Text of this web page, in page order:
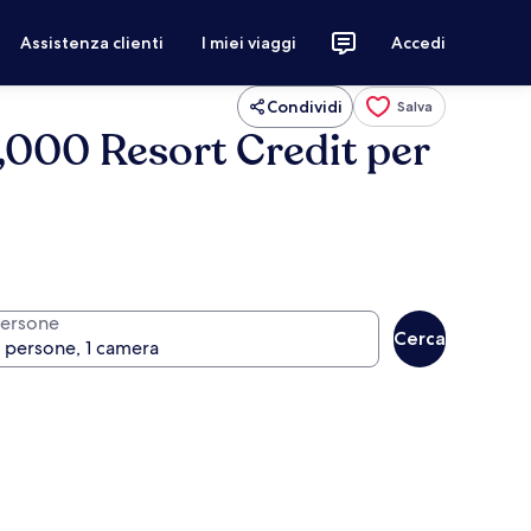
Assistenza clienti I miei viaggi Accedi
Condividi Salva
Resort Credit per
Cerca